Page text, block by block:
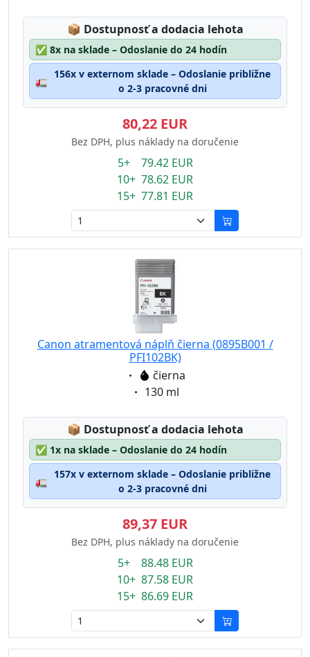
📦 Lagerstatus:
Dostupnosť a dodacia lehota
✅ 8x na sklade – Odoslanie do 24 hodín
🚛
156x v externom sklade – Odoslanie približne
o 2-3 pracovné dni
80,22 EUR
Bez DPH, plus náklady na doručenie
5+ 79.42 EUR
10+ 78.62 EUR
15+ 77.81 EUR
Canon atramentová náplň čierna (0895B001 /
PFI102BK)
Eigenschaft:
čierna
Eigenschaft:
130 ml
📦 Lagerstatus:
Dostupnosť a dodacia lehota
✅ 1x na sklade – Odoslanie do 24 hodín
🚛
157x v externom sklade – Odoslanie približne
o 2-3 pracovné dni
89,37 EUR
Bez DPH, plus náklady na doručenie
5+ 88.48 EUR
10+ 87.58 EUR
15+ 86.69 EUR